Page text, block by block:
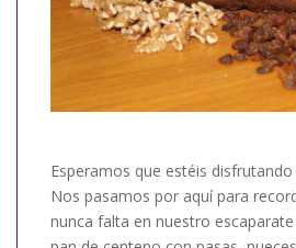
Esperamos que estéis
Nos pasamos por aquí para
nunca falta en nuestro